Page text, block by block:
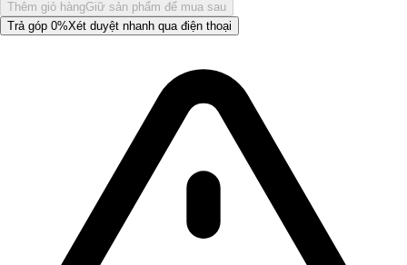
Thêm giỏ hàngGiữ sản phẩm để mua sau
Trả góp 0%Xét duyệt nhanh qua điện thoại